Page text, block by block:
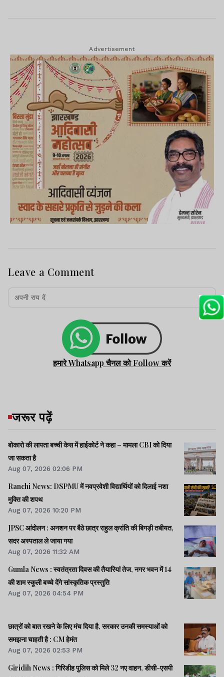
Advertisement
Leave a Comment
हमारे Whatsapp चैनल को Follow करें
जरूर पढ़ें
बोकारो की लापता बच्ची केस में हाईकोर्ट ने कहा – मामला CBI को दिया
जा सकता है
Aug 07, 2026 02:06 PM
Ranchi News: DSPMU में नवप्रवेशी विद्यार्थियों को दिलाई नशा
मुक्ति की शपथ
Aug 07, 2026 10:20 PM
JPSC आंदोलन : अनशन पर बैठे छात्र राहुल क्रांति की बिगड़ी तबीयत,
सदर अस्पताल ले जाया गया
Aug 07, 2026 11:32 AM
Gumla News : स्वतंत्रता दिवस की तैयारियां तेज, नगर भवन में 14
की शाम स्कूली बच्चे देंगे सांस्कृतिक प्रस्तुति
Aug 07, 2026 04:54 PM
छात्रों को बात रखने के लिए मंच दिया है, सरकार उनकी समस्याओं को
समझना चाहती है : CM हेमंत
Aug 07, 2026 02:53 PM
Giridih News : गिरिडीह पुलिस को मिले 32 नए वाहन, डीसी-एसपी